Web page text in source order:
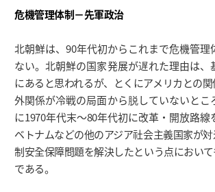
危機管理体制－先軍政治
北朝鮮は、90年代初からこれまで危機管理
ない。北朝鮮の国家発展が遅れた理由は、
にあると思われるが、とくにアメリカとの
外関係が冷戦の局面から脱していないとこ
に1970年代末～80年代初に改革・開放路線
ベトナムなどの他のアジア社会主義国家が
制安全保障問題を解決したという点におい
である。